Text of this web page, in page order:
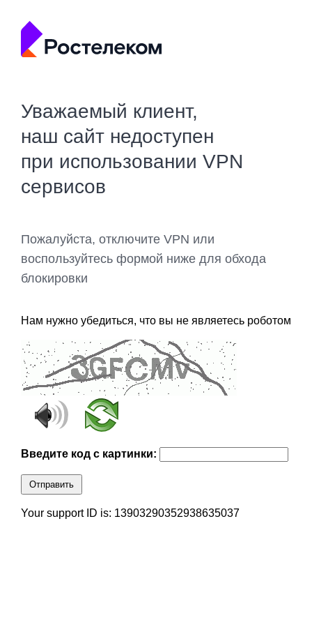
Уважаемый клиент,
наш сайт недоступен
при использовании VPN
сервисов
Пожалуйста, отключите VPN или
воспользуйтесь формой ниже для обхода
блокировки
Нам нужно убедиться, что вы не являетесь роботом
Введите код с картинки:
Отправить
Your support ID is: 13903290352938635037